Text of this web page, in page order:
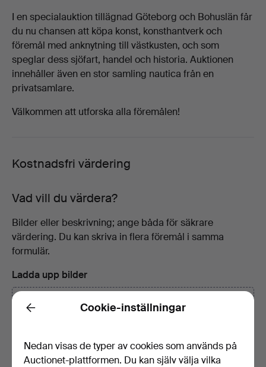
I en specialauktion tillägnad Göteborg och Bohuslän får
du nu chansen att köpa konst, konsthantverk och
föremål med anknytning till västkusten, och som
speglar dess sjöfart, handel och historia. Auktionen
innehåller även en stor samling nautica från en
privatsamlare.
Välkommen att utforska alla föremålen!
Kostnadsfri värdering
Vad vill du värdera?
Bilder eller beskrivning; ange båda för säkrare
värdering. Du kan skriva in flera föremål i samma
formulär.
Ladda upp bilder
välj bilder
Fota gärna eventuella stämplar, signaturer samt baksida och
Back Cookie-inställningar
Nedan visas de typer av cookies som används på
Auctionet-plattformen. Du kan själv välja vilka